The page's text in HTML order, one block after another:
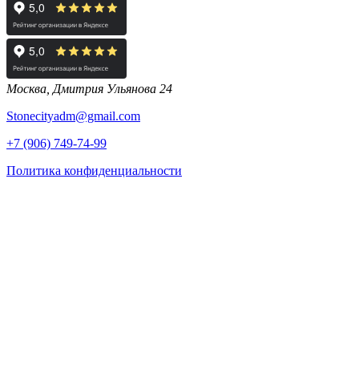
Москва, Дмитрия Ульянова 24
Stonecityadm@gmail.com
+7 (906) 749-74-99
Политика конфиденциальности